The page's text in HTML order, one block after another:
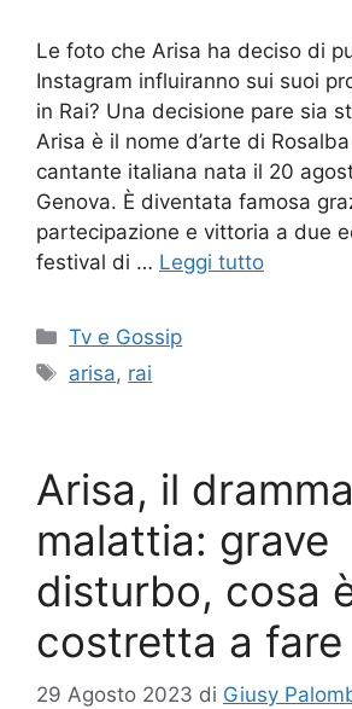
Le foto che Arisa ha deciso di
Instagram influiranno sui suoi
in Rai? Una decisione pare sia
Arisa è il nome d’arte di
cantante italiana nata il 20
Genova. È diventata famosa
partecipazione e vittoria a due
festival di … Leggi tutto
Categorie
Tv e Gossip
Tag
arisa, rai
Arisa, il
malattia: grave
disturbo, cosa
costretta a fare
29 Agosto 2023 di Giusy